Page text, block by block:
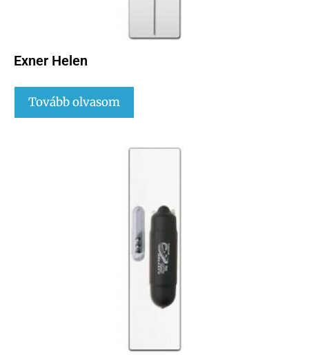
Exner Helen
Tovább olvasom